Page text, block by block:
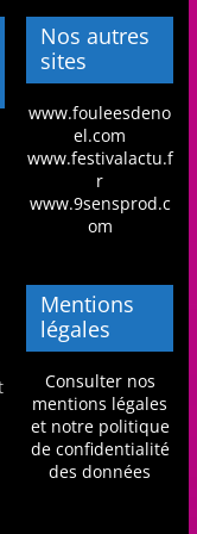
Nos autres
sites
www.fouleesdeno
el.com
www.festivalactu.f
r
www.9sensprod.c
om
Mentions
légales
Consulter nos
mentions légales
et notre politique
de confidentialité
des données